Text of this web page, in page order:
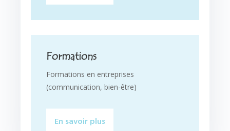
Formations
Formations en entreprises
(communication, bien-être)
En savoir plus